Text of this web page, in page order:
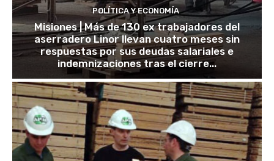
POLÍTICA Y ECONOMÍA
Misiones | Más de 130 ex trabajadores del
aserradero Linor llevan cuatro meses sin
respuestas por sus deudas salariales e
indemnizaciones tras el cierre...